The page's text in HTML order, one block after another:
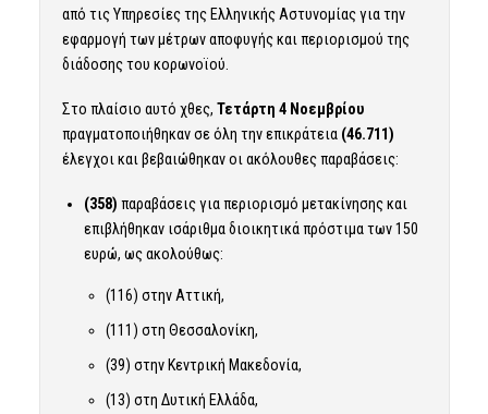
από τις Υπηρεσίες της Ελληνικής Αστυνομίας για την
εφαρμογή των μέτρων αποφυγής και περιορισμού της
διάδοσης του κορωνοϊού.
Στο πλαίσιο αυτό χθες, Τετάρτη 4 Νοεμβρίου
πραγματοποιήθηκαν σε όλη την επικράτεια (46.711)
έλεγχοι και βεβαιώθηκαν οι ακόλουθες παραβάσεις:
(358) παραβάσεις για περιορισμό μετακίνησης και
επιβλήθηκαν ισάριθμα διοικητικά πρόστιμα των 150
ευρώ, ως ακολούθως:
(116) στην Αττική,
(111) στη Θεσσαλονίκη,
(39) στην Κεντρική Μακεδονία,
(13) στη Δυτική Ελλάδα,